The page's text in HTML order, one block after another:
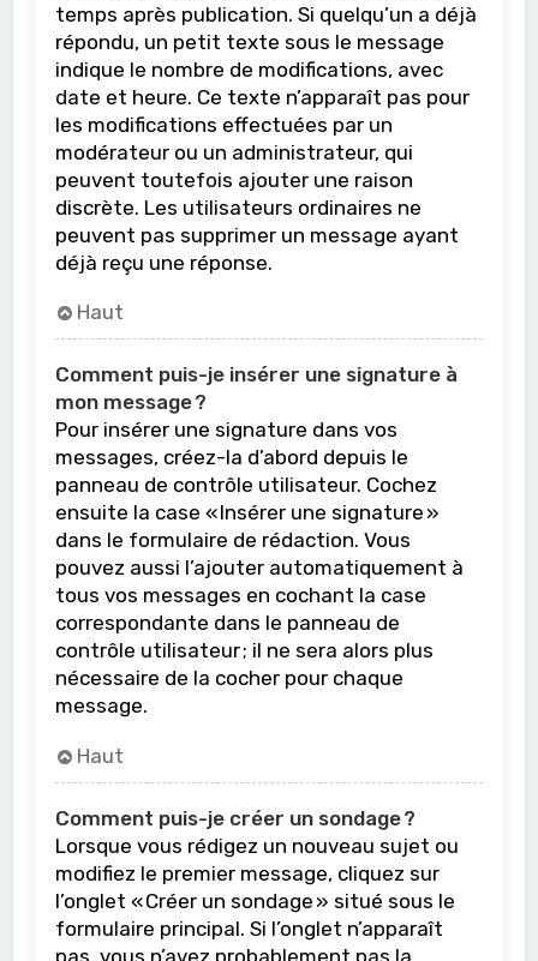
temps après publication. Si quelqu’un a déjà
répondu, un petit texte sous le message
indique le nombre de modifications, avec
date et heure. Ce texte n’apparaît pas pour
les modifications effectuées par un
modérateur ou un administrateur, qui
peuvent toutefois ajouter une raison
discrète. Les utilisateurs ordinaires ne
peuvent pas supprimer un message ayant
déjà reçu une réponse.
Haut
Comment puis-je insérer une signature à
mon message ?
Pour insérer une signature dans vos
messages, créez-la d’abord depuis le
panneau de contrôle utilisateur. Cochez
ensuite la case « Insérer une signature »
dans le formulaire de rédaction. Vous
pouvez aussi l’ajouter automatiquement à
tous vos messages en cochant la case
correspondante dans le panneau de
contrôle utilisateur ; il ne sera alors plus
nécessaire de la cocher pour chaque
message.
Haut
Comment puis-je créer un sondage ?
Lorsque vous rédigez un nouveau sujet ou
modifiez le premier message, cliquez sur
l’onglet « Créer un sondage » situé sous le
formulaire principal. Si l’onglet n’apparaît
pas, vous n’avez probablement pas la